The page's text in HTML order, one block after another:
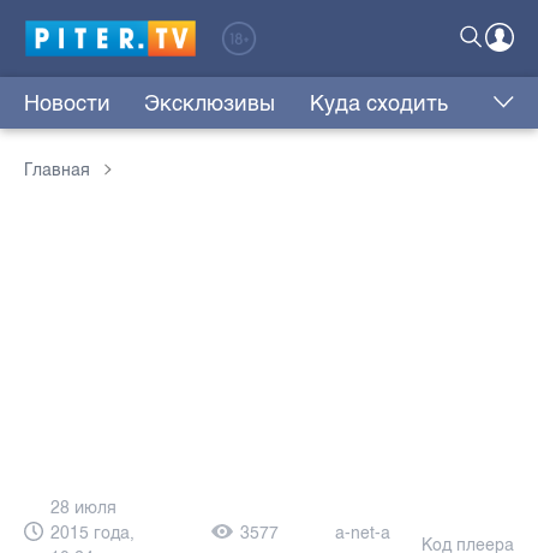
Новости Эксклюзивы Куда сходить
Главная
28 июля
2015 года,
3577 a-net-a
Код плеера